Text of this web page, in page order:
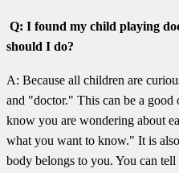
Q: I found my child playing
should I do?
A: Because all children are
and "doctor." This can be a
know you are wondering about
what you want to know." It is
body belongs to you. You can